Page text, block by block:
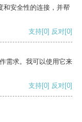
和安全性的连接，并帮
支持[0] 反对[0]
需求。我可以使用它来
支持[0] 反对[0]